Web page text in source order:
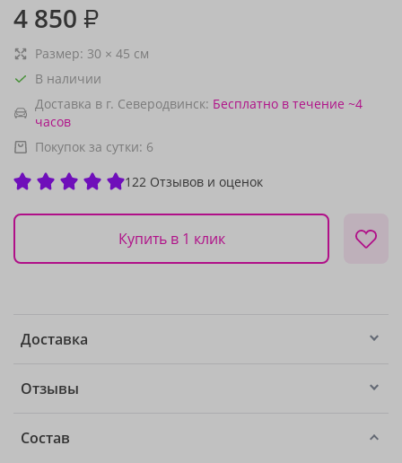
4 850 ₽
Размер: 30 × 45 см
В наличии
Доставка в г. Северодвинск: Бесплатно в течение ~4
часов
Покупок за сутки: 6
122 Отзывов и оценок
Купить в 1 клик
Доставка
Отзывы
Состав